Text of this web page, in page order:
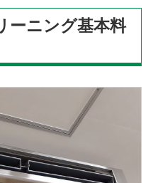
ーニング基本料